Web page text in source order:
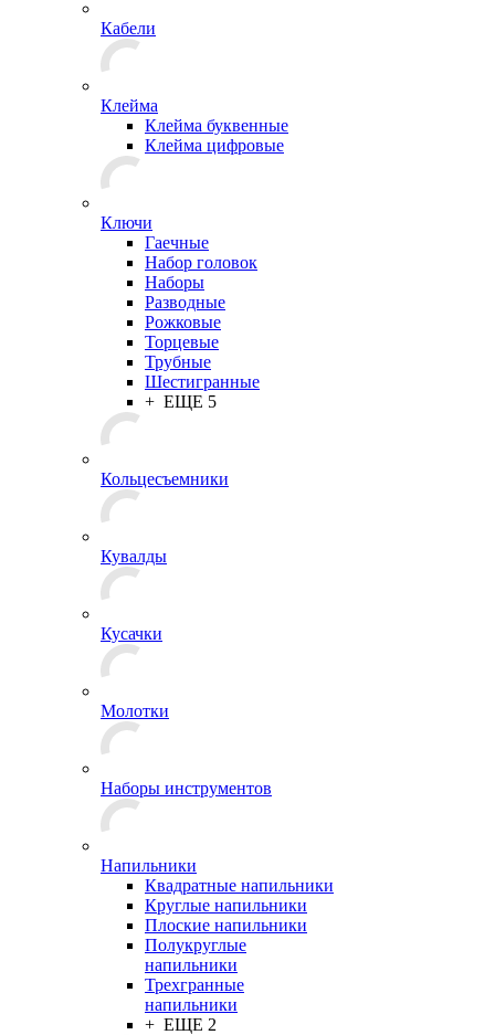
Кабели
Клейма
Клейма буквенные
Клейма цифровые
Ключи
Гаечные
Набор головок
Наборы
Разводные
Рожковые
Торцевые
Трубные
Шестигранные
+ ЕЩЕ 5
Кольцесъемники
Кувалды
Кусачки
Молотки
Наборы инструментов
Напильники
Квадратные напильники
Круглые напильники
Плоские напильники
Полукруглые
напильники
Трехгранные
напильники
+ ЕЩЕ 2